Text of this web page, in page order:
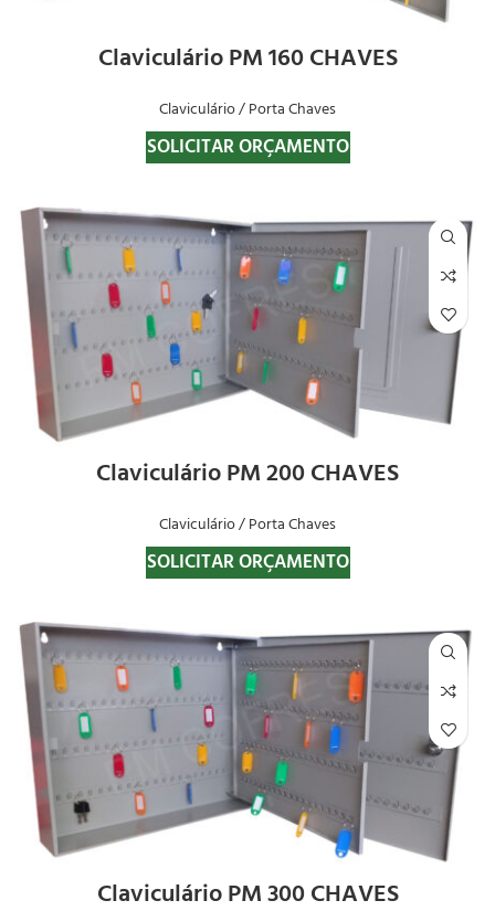
Claviculário PM 160 CHAVES
Claviculário / Porta Chaves
SOLICITAR ORÇAMENTO
Claviculário PM 200 CHAVES
Claviculário / Porta Chaves
SOLICITAR ORÇAMENTO
Claviculário PM 300 CHAVES